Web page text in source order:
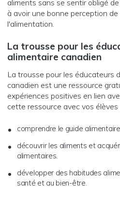
aliments sans se sentir obligé
à avoir une bonne perception
l'alimentation.
La trousse pour les
alimentaire canadien
La trousse pour les éducateurs
canadien est une ressource
expériences positives en lien
cette ressource avec vos élèves
comprendre le guide
découvrir les aliments et
alimentaires.
développer des habitudes
santé et au bien-être.